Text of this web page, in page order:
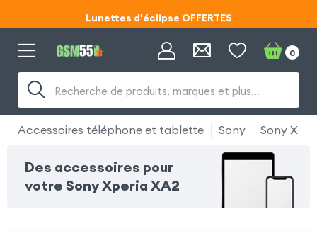
Lunettes d'éclipse OFFERTES
Code ECLIPSE55
Code ECLIPSE55
Recherche de produits, marques et plus…
0
Accessoires téléphone et tablette Sony Sony
Des accessoires pour
votre Sony Xperia XA2